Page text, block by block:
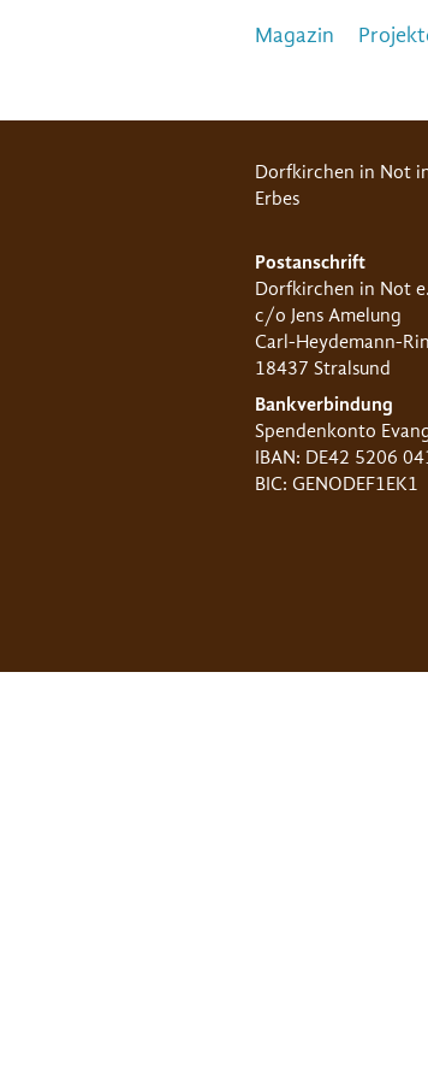
Magazin
Dorfkirchen in Not
Erbes
Postanschrift
Dorfkirchen in Not
c/o Jens Amelung
Carl-Heydemann-
18437 Stralsund
Bankverbindung
Spendenkonto
IBAN: DE42 5206
BIC: GENODEF1EK1